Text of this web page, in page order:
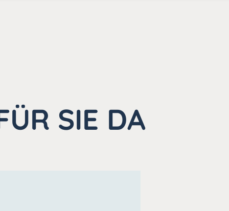
SIE DA